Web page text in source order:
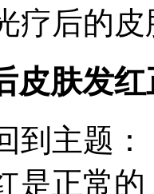
疗后的
皮肤发
到主题
是正常